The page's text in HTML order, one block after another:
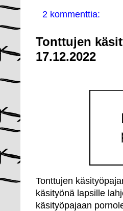
2 kommenttia:
Tonttujen
17.12.2022
Tonttujen
käsityönä lapsille
käsityöpajaan